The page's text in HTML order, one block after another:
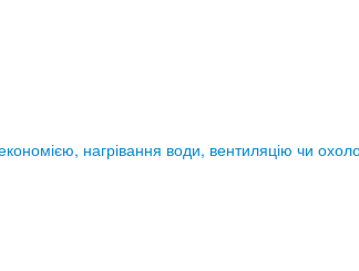
нагрівання води, вентиляцію чи